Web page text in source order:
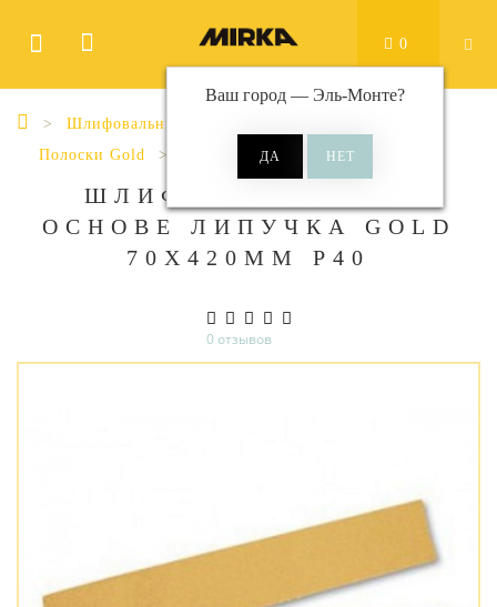
Ваш город — Эль-Монте?
0
Шлифовальные материалы
Полоски Gold
Gold 70x420 мм без отверстий
ШЛИФ МАТ НА БУМ
ОСНОВЕ ЛИПУЧКА GOLD
70X420ММ P40
0 отзывов